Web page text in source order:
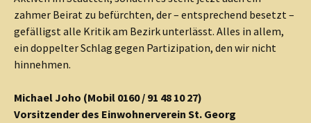
zahmer Beirat zu befürchten, der – entsprechend besetzt –
gefälligst alle Kritik am Bezirk unterlässt. Alles in allem,
ein doppelter Schlag gegen Partizipation, den wir nicht
hinnehmen.
Michael Joho (Mobil 0160 / 91 48 10 27)
Vorsitzender des Einwohnerverein St. Georg